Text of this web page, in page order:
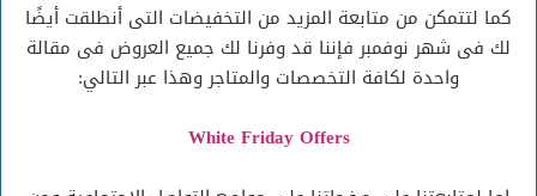
كما لتتمكن من متابعة المزيد من التخفيضات التى أنطلقت أيضًا
لك فى شهر نوفمبر فإننا قد وفرنا لك جميع العروض فى مقالة
واحدة لكافة التخصصات والمتاجر وهذا عبر التالي:
White Friday Offers